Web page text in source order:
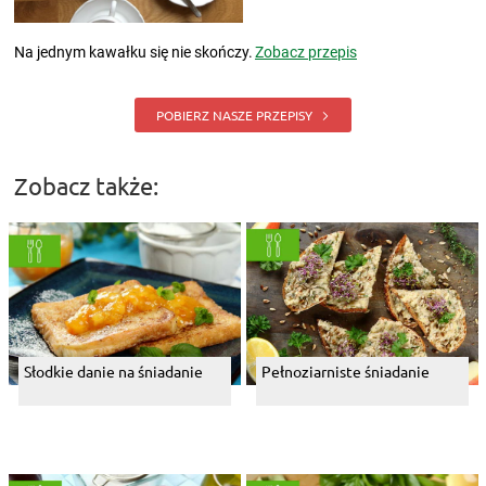
Na jednym kawałku się nie skończy.Zobacz przepis
POBIERZ NASZE PRZEPISY
Zobacz także:
Słodkie danie na śniadanie Pełnoziarniste śniadanie